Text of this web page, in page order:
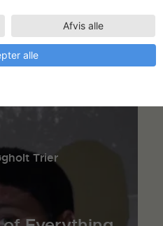
Trier
Afvis alle
alle